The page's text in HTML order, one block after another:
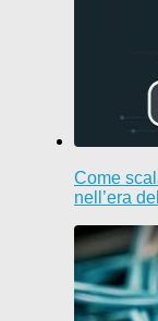
Come
nell’era